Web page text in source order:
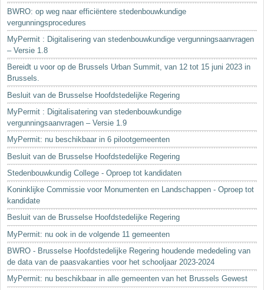
BWRO: op weg naar efficiëntere stedenbouwkundige
vergunningsprocedures
MyPermit : Digitalisering van stedenbouwkundige vergunningsaanvragen
– Versie 1.8
Bereidt u voor op de Brussels Urban Summit, van 12 tot 15 juni 2023 in
Brussels.
Besluit van de Brusselse Hoofdstedelijke Regering
MyPermit : Digitalisatering van stedenbouwkundige
vergunningsaanvragen – Versie 1.9
MyPermit: nu beschikbaar in 6 pilootgemeenten
Besluit van de Brusselse Hoofdstedelijke Regering
Stedenbouwkundig College - Oproep tot kandidaten
Koninklijke Commissie voor Monumenten en Landschappen - Oproep tot
kandidate
Besluit van de Brusselse Hoofdstedelijke Regering
MyPermit: nu ook in de volgende 11 gemeenten
BWRO - Brusselse Hoofdstedelijke Regering houdende mededeling van
de data van de paasvakanties voor het schooljaar 2023-2024
MyPermit: nu beschikbaar in alle gemeenten van het Brussels Gewest